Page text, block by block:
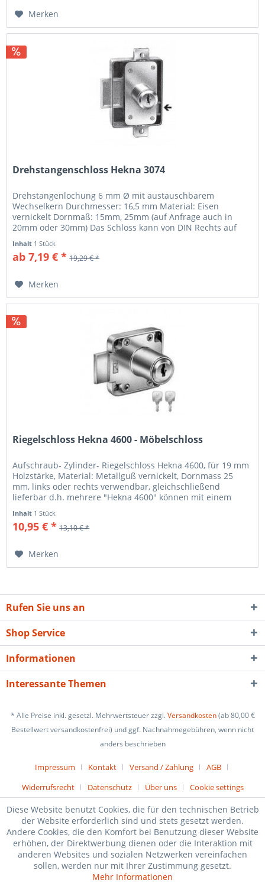
Merken
Drehstangenschloss Hekna 3074
Drehstangenlochung 6 mm Ø mit austauschbarem
Wechselkern Durchmesser: 16,5 mm Material: Eisen
vernickelt Dornmaß: 15mm, 25mm (auf Anfrage auch in
20mm oder 30mm) Das Schloss kann von DIN Rechts auf
Inhalt 1 Stück
ab 7,19 € * 19,29 € *
Merken
Riegelschloss Hekna 4600 - Möbelschloss
Aufschraub- Zylinder- Riegelschloss Hekna 4600, für 19 mm
Holzstärke, Material: Metallguß vernickelt, Dornmass 25
mm, links oder rechts verwendbar, gleichschließend
lieferbar d.h. mehrere "Hekna 4600" können mit einem
Inhalt 1 Stück
10,95 € * 13,10 € *
Merken
Rufen Sie uns an
Shop Service
Informationen
Interessante Themen
* Alle Preise inkl. gesetzl. Mehrwertsteuer zzgl.Versandkosten(ab 80,00 €
Bestellwert versandkostenfrei) und ggf. Nachnahmegebühren, wenn nicht
anders beschrieben
Impressum Kontakt Versand / Zahlung
AGB
Widerrufsrecht
Datenschutz Über uns Cookie settings
Diese Website benutzt Cookies, die für den technischen Betrieb
der Website erforderlich sind und stets gesetzt werden.
Andere Cookies, die den Komfort bei Benutzung dieser Website
erhöhen, der Direktwerbung dienen oder die Interaktion mit
anderen Websites und sozialen Netzwerken vereinfachen
sollen, werden nur mit Ihrer Zustimmung gesetzt.
Mehr Informationen